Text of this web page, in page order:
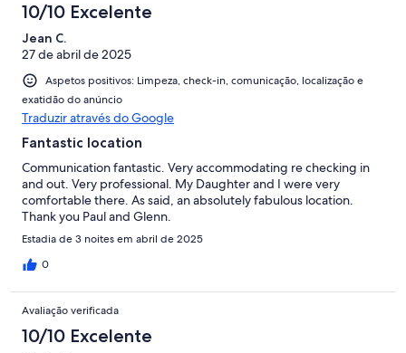
10/10 Excelente
Jean C.
27 de abril de 2025
Aspetos positivos: Limpeza, check-in, comunicação, localização e
exatidão do anúncio
Traduzir através do Google
Fantastic location
Communication fantastic. Very accommodating re checking in
and out. Very professional. My Daughter and I were very
comfortable there. As said, an absolutely fabulous location.
Thank you Paul and Glenn.
Estadia de 3 noites em abril de 2025
0
Avaliação verificada
10/10 Excelente